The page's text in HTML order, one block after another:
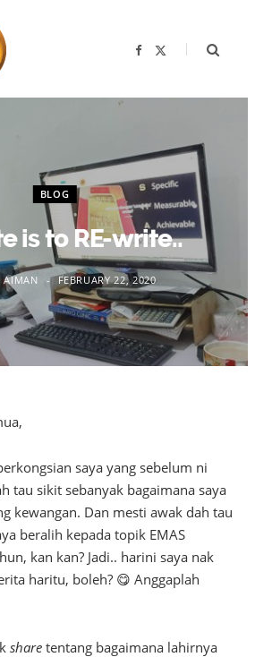
F
b
i
)
BLOG
is to RE-write..
AIMAN FEBRUARY 22, 2020
saya yang sebelum ni
tau sikit sebanyak bagaimana saya
kewangan. Dan mesti awak dah tau
beralih kepada topik EMAS
kan kan? Jadi.. harini saya nak
haritu, boleh? 😋 Anggaplah
share tentang bagaimana lahirnya